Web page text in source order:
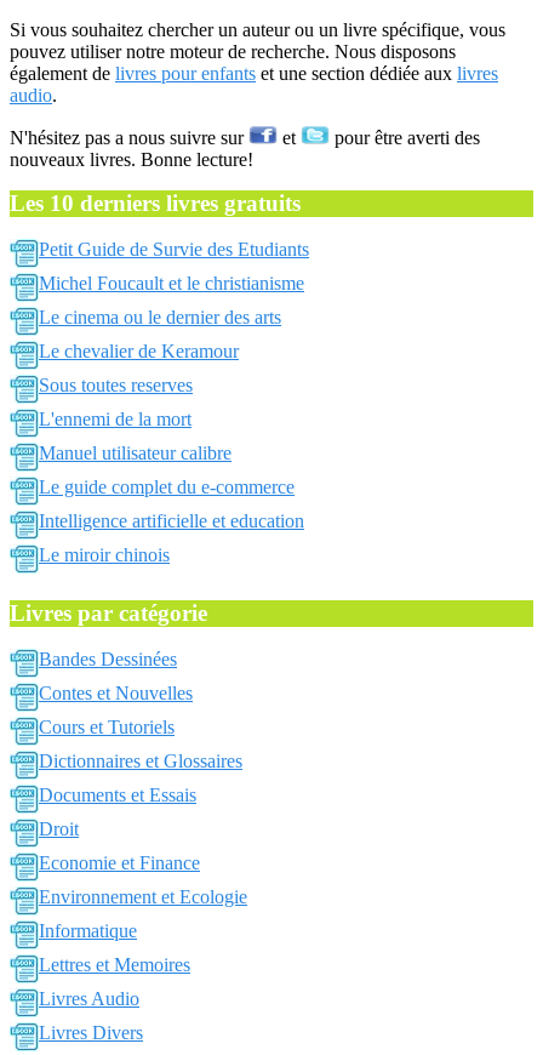
Si vous souhaitez chercher un auteur ou un livre spécifique, vous
pouvez utiliser notre moteur de recherche. Nous disposons
également de livres pour enfants et une section dédiée aux livres
audio.
N'hésitez pas a nous suivre sur et
pour être averti des
nouveaux livres. Bonne lecture!
Les 10 derniers livres gratuits
Petit Guide de Survie des Etudiants
Michel Foucault et le christianisme
Le cinema ou le dernier des arts
Le chevalier de Keramour
Sous toutes reserves
L'ennemi de la mort
Manuel utilisateur calibre
Le guide complet du e-commerce
Intelligence artificielle et education
Le miroir chinois
Livres par catégorie
Bandes Dessinées
Contes et Nouvelles
Cours et Tutoriels
Dictionnaires et Glossaires
Documents et Essais
Droit
Economie et Finance
Environnement et Ecologie
Informatique
Lettres et Memoires
Livres Audio
Livres Divers